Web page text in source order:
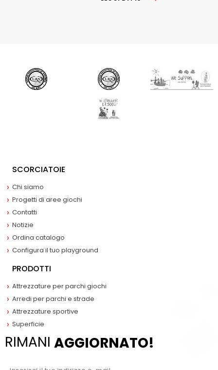
SCORCIATOIE
Chi siamo
Progetti di aree giochi
Contatti
Notizie
Ordina catalogo
Configura il tuo playground
PRODOTTI
Attrezzature per parchi giochi
Arredi per parchi e strade
Attrezzature sportive
Superficie
RIMANI AGGIORNATO!